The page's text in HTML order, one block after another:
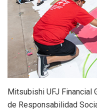
Mitsubishi UFJ Financial
de Responsabilidad